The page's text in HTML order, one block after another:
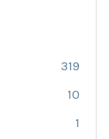
319
10
1